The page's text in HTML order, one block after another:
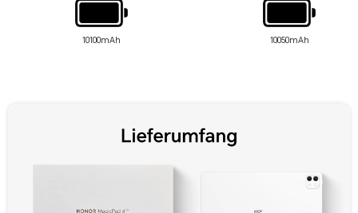
10100mAh 10050mAh